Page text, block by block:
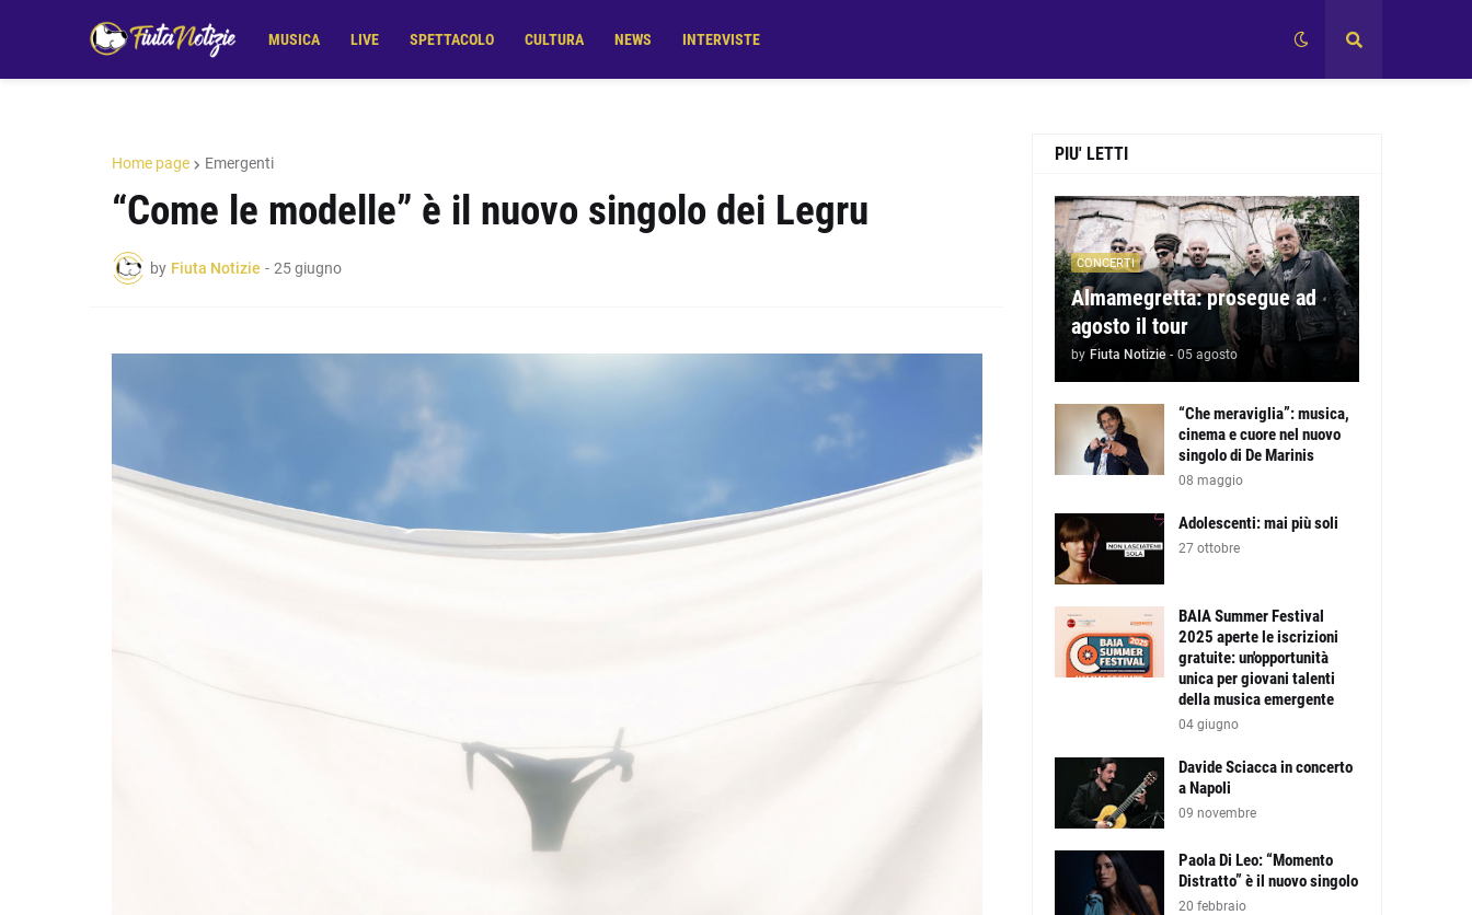
MUSICA LIVE SPETTACOLO CULTURA NEWS INTERVISTE
Home page Emergenti
“Come le modelle” è il nuovo singolo dei Legru
by Fiuta Notizie - 25 giugno
PIU' LETTI
CONCERTI
Almamegretta: prosegue ad
agosto il tour
by Fiuta Notizie - 05 agosto
“Che meraviglia”: musica,
cinema e cuore nel nuovo
singolo di De Marinis
08 maggio
Adolescenti: mai più soli
27 ottobre
BAIA Summer Festival
2025 aperte le iscrizioni
gratuite: un'opportunità
unica per giovani talenti
della musica emergente
04 giugno
Davide Sciacca in concerto
a Napoli
09 novembre
Paola Di Leo: “Momento
Distratto” è il nuovo singolo
20 febbraio